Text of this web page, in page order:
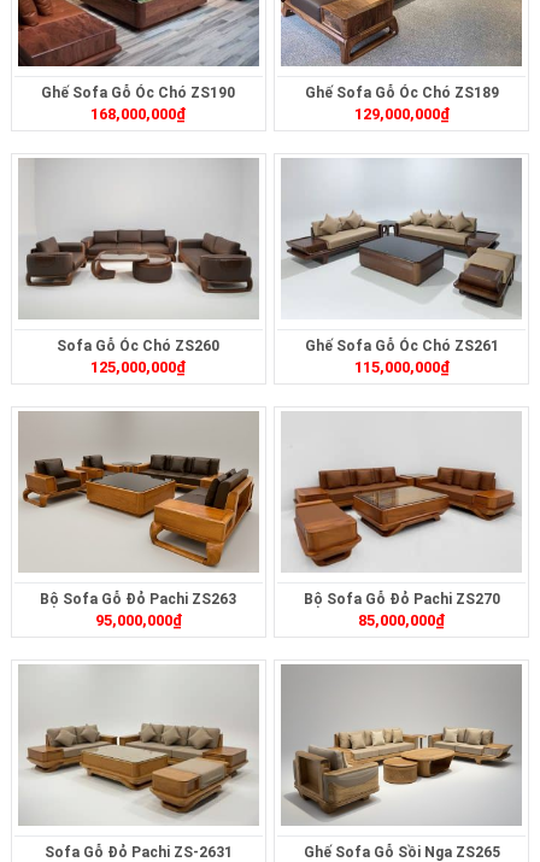
Ghế Sofa Gỗ Óc Chó ZS190
168,000,000₫
Ghế Sofa Gỗ Óc Chó ZS189
129,000,000₫
Sofa Gỗ Óc Chó ZS260
125,000,000₫
Ghế Sofa Gỗ Óc Chó ZS261
115,000,000₫
Bộ Sofa Gỗ Đỏ Pachi ZS263
95,000,000₫
Bộ Sofa Gỗ Đỏ Pachi ZS270
85,000,000₫
Sofa Gỗ Đỏ Pachi ZS-2631 Ghế Sofa Gỗ Sồi Nga ZS265